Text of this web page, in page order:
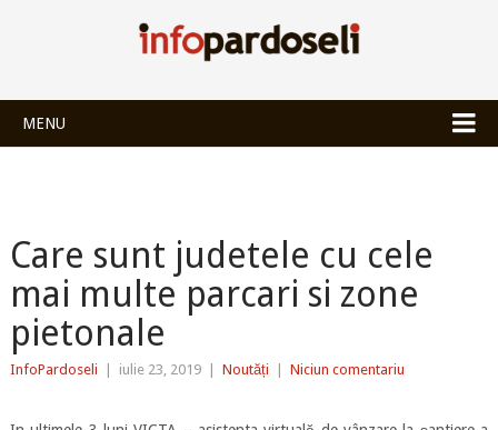
MENU
Care sunt judetele cu cele
mai multe parcari si zone
pietonale
InfoPardoseli iulie 23, 2019 Noutăți Niciun comentariu